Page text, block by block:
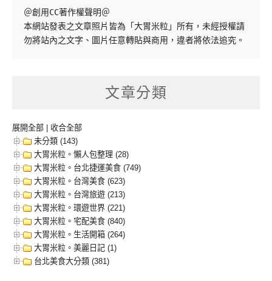
＠創用CC著作權聲明＠
本網站發表之文章照片皆為「大胃米粒」所有，未經授權請
勿將站內之文字、圖片任意轉貼與商用，違者將依法追究。
文章分類
展開全部
收合全部
未分類 (143)
大胃米粒。懶人包整理 (28)
大胃米粒。台北捷運美食 (749)
大胃米粒。台灣美食 (623)
大胃米粒。台灣旅遊 (213)
大胃米粒。環遊世界 (221)
大胃米粒。宅配美食 (840)
大胃米粒。生活開箱 (264)
大胃米粒。美麗日記 (1)
台北美食大分類 (381)